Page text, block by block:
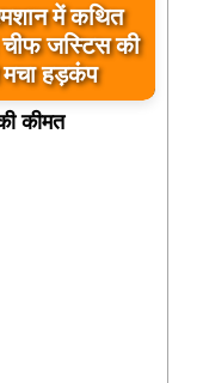
में कथित
जस्टिस की
हड़कंप
कीमत